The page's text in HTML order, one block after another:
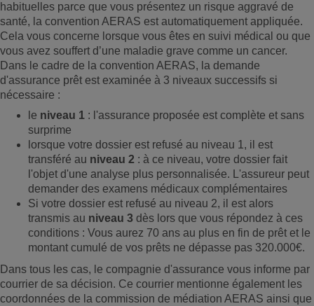
habituelles parce que vous présentez un risque aggravé de
santé, la convention AERAS est automatiquement appliquée.
Cela vous concerne lorsque vous êtes en suivi médical ou que
vous avez souffert d’une maladie grave comme un cancer.
Dans le cadre de la convention AERAS, la demande
d'assurance prêt est examinée à 3 niveaux successifs si
nécessaire :
le niveau 1 : l'assurance proposée est complète et sans
surprime
lorsque votre dossier est refusé au niveau 1, il est
transféré au niveau 2 : à ce niveau, votre dossier fait
l'objet d'une analyse plus personnalisée. L'assureur peut
demander des examens médicaux complémentaires
Si votre dossier est refusé au niveau 2, il est alors
transmis au niveau 3 dès lors que vous répondez à ces
conditions : Vous aurez 70 ans au plus en fin de prêt et le
montant cumulé de vos prêts ne dépasse pas 320.000€.
Dans tous les cas, le compagnie d'assurance vous informe par
courrier de sa décision. Ce courrier mentionne également les
coordonnées de la commission de médiation AERAS ainsi que